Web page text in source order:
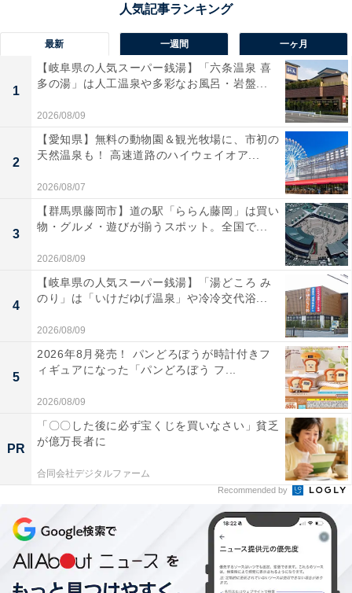
アカウントを持っている。
「私は本名でやっているアカウントもあって、それは仕
事関係の人も見ているので、それとは別に裏アカを作っ
たんです。そこには仕事の愚痴とかを書いています。愚
痴を個別で友人にLINEすると、相手が返信したくなくて
もしなきゃいけないじゃないですか。でも、Xだったら
独り言のようにつぶやけて、リプライしたい人が返信を
くれる。独り言だけど、誰かが見ていることのメリット
も享受できるのが裏アカの魅力です。閲覧専用の
Instagramの裏アカは、“足跡”をつけたくないストーリー
ズのチェックや、“推し”の投稿を見るためだけに使って
います」
若い女性の多くは久美子さんのような理由で裏アカを作
成しているケースが多いのではないだろうか。一方で、
こんな声も。
最新 一週間 一ヶ月
1
【岐阜県の人気スーパー銭湯】「六条温泉 喜
多の湯」は人工温泉や多彩なお風呂・岩盤...
2026/08/09
2
【愛知県】無料の動物園＆観光牧場に、市初の
天然温泉も！ 高速道路のハイウェイオア...
2026/08/07
3
【群馬県藤岡市】道の駅「ららん藤岡」は買い
物・グルメ・遊びが揃うスポット。全国で...
2026/08/09
4
【岐阜県の人気スーパー銭湯】「湯どころ み
のり」は「いけだゆげ温泉」や冷冷交代浴...
2026/08/09
5
2026年8月発売！ パンどろぼうが時計付きフ
ィギュアになった「パンどろぼう フ...
2026/08/09
PR
「〇〇した後に必ず宝くじを買いなさい」貧乏
が億万長者に
合同会社デジタルファーム
Recommended by